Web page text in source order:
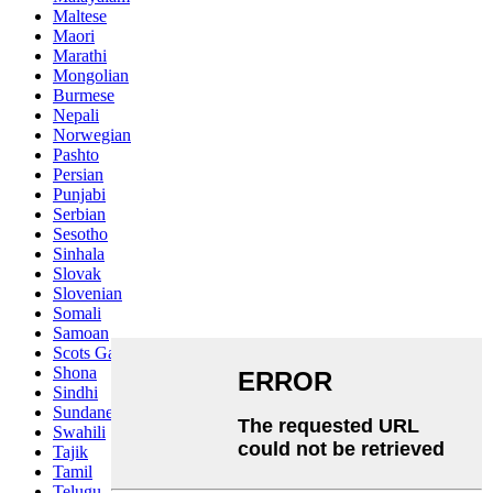
Maltese
Maori
Marathi
Mongolian
Burmese
Nepali
Norwegian
Pashto
Persian
Punjabi
Serbian
Sesotho
Sinhala
Slovak
Slovenian
Somali
Samoan
Scots Gaelic
Shona
Sindhi
Sundanese
Swahili
Tajik
Tamil